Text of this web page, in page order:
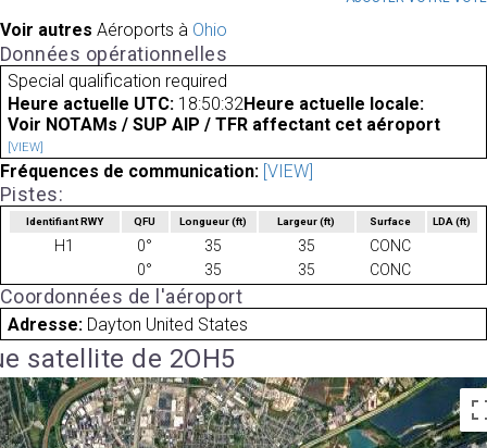
Voir autres Aéroports à Ohio
Données opérationnelles
Special qualification required
Heure actuelle UTC: 18:50:32Heure actuelle locale:
Voir NOTAMs / SUP AIP / TFR affectant cet aéroport
[VIEW]
Fréquences de communication: [VIEW]
Pistes:
Identifiant RWY QFU Longueur(ft) Largeur(ft) Surface LDA(ft)
H1 0° 35 35
CONC
0°
35 35 CONC
Coordonnées de l'aéroport
Adresse: Dayton United States
satellite de 2OH5